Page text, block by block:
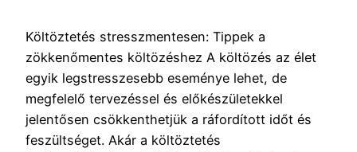
Költöztetés stresszmentesen: Tippek a
zökkenőmentes költözéshez A költözés az élet
egyik legstresszesebb eseménye lehet, de
megfelelő tervezéssel és előkészületekkel
jelentősen csökkenthetjük a ráfordított időt és
feszültséget. Akár a költöztetés